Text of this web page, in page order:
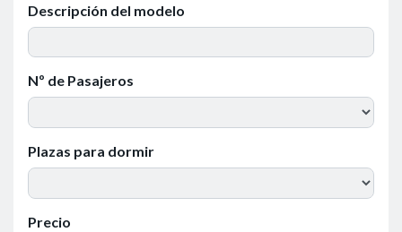
Descripción del modelo
Nº de Pasajeros
Plazas para dormir
Precio